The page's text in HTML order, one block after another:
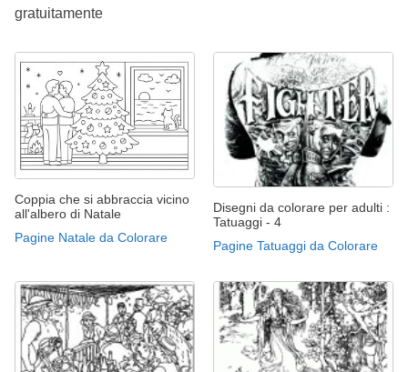
gratuitamente
Coppia che si abbraccia vicino
all'albero di Natale
Pagine Natale da Colorare
Disegni da colorare per adulti :
Tatuaggi - 4
Pagine Tatuaggi da Colorare